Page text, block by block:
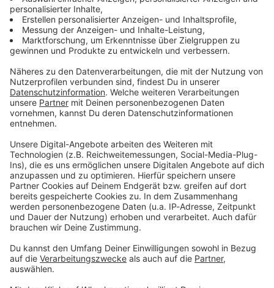
Zum Newsletter anmelden
Du möchtest uns etwas sagen?
Studio Hotline
Kontaktformular
Sprachnachricht
© dpa-infocom, dpa:250929-930-102029/1